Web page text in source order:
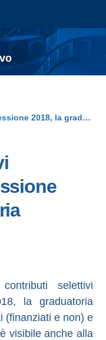
Contributi selettivi Produzione – I sessione 2018, la graduatoria completa
selettivi
la graduatoria
(finanziati e non) e
visibile anche alla